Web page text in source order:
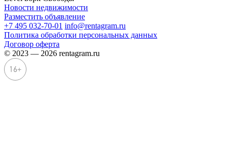
Новости недвижимости
Разместить объявление
+7 495 032-70-01 info@rentagram.ru
Политика обработки персональных данных
Договор оферта
© 2023 — 2026 rentagram.ru